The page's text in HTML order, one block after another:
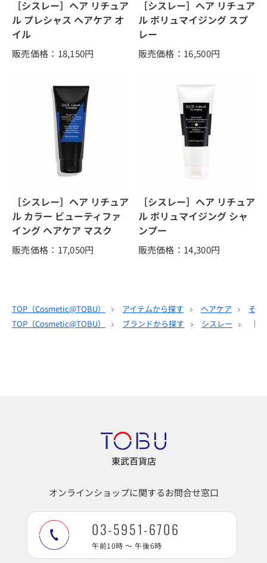
［シスレー］ヘア リチュア
ル プレシャス ヘアケア オ
イル
販売価格：18,150円
［シスレー］ヘア リチュア
ル ボリュマイジング スプ
レー
販売価格：16,500円
［シスレー］ヘア リチュア
ル カラー ビューティファ
イング ヘアケア マスク
販売価格：17,050円
［シスレー］ヘア リチュア
ル ボリュマイジング シャ
ンプー
販売価格：14,300円
TOP（Cosmetic@TOBU） アイテムから探す ヘアケア
その
TOP（Cosmetic@TOBU） ブランドから探す シスレー ［
東武百貨店
オンラインショップに関するお問合せ窓口
03-5951-6706
午前10時 ～ 午後6時